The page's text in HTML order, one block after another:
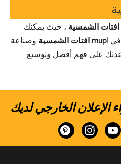
، حيث يمكنك
في mupi افتات الشمسية
وصناعة
على فهم أفضل وتوسيع
الإعلان الخارجي لديك